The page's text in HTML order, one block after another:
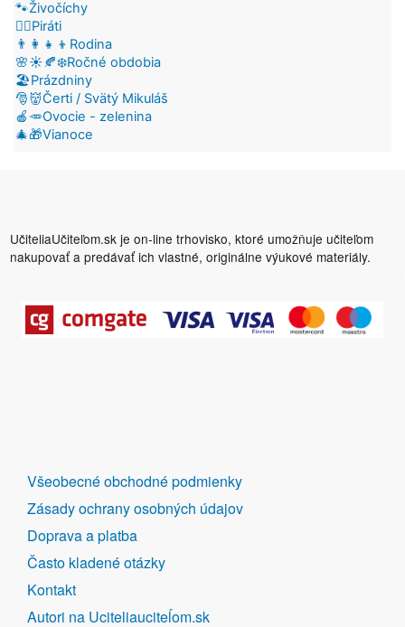
🐾Živočíchy
🏴‍☠️Piráti
👨‍👩‍👧‍👦Rodina
🌸☀️🍂❄️Ročné obdobia
🏖️Prázdniny
🎅👹Čerti / Svätý Mikuláš
🍎🥕Ovocie - zelenina
🎄🎁Vianoce
UčiteliaUčiteľom.sk je on-line trhovisko, ktoré umožňuje učiteľom
nakupovať a predávať ich vlastné, originálne výukové materiály.
DALŠÍ
ODKAZY
Všeobecné obchodné podmienky
Zásady ochrany osobných údajov
Doprava a platba
Často kladené otázky
Kontakt
Autori na Uciteliauciteĺom.sk